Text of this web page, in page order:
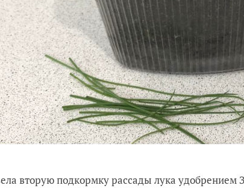
вторую подкормку рассады лука